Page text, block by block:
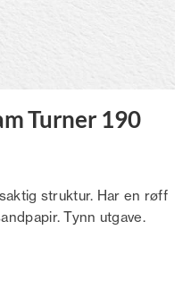
Turner 190
struktur. Har en røff
Tynn utgave.